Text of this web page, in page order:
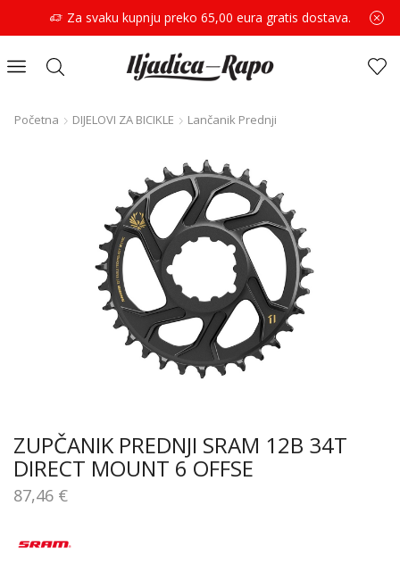
Za svaku kupnju preko 65,00 eura gratis dostava.
Početna DIJELOVI ZA BICIKLE Lančanik Prednji
ZUPČANIK PREDNJI SRAM 12B 34T
DIRECT MOUNT 6 OFFSE
87,46 €